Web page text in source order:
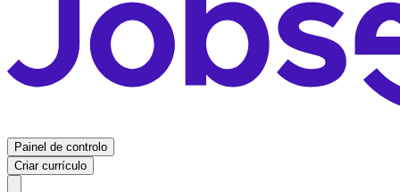
Painel de controlo
Criar currículo